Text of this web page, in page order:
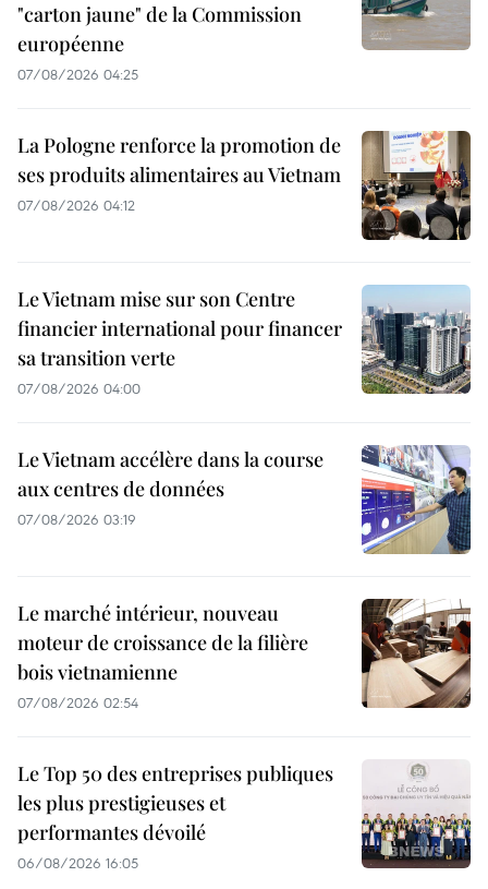
"carton jaune" de la Commission
européenne
07/08/2026 04:25
La Pologne renforce la promotion de
ses produits alimentaires au Vietnam
07/08/2026 04:12
Le Vietnam mise sur son Centre
financier international pour financer
sa transition verte
07/08/2026 04:00
Le Vietnam accélère dans la course
aux centres de données
07/08/2026 03:19
Le marché intérieur, nouveau
moteur de croissance de la filière
bois vietnamienne
07/08/2026 02:54
Le Top 50 des entreprises publiques
les plus prestigieuses et
performantes dévoilé
06/08/2026 16:05